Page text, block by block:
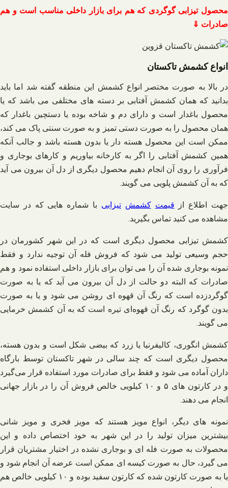
محصول تیزابی گوگردی که هم برای بازار داخلی مناسب است و هم
صادرات ⇓
انواع کشمش تاکستان
در بالا به صورت مختصر انواع کشمش این منطقه گفته شد اما باید
بدانید که همان کشمش آفتابی بر دسته های مختلفی می باشد که یا
محصول باغدار است و دارای دم و شاخه بوده یا دستچین باغدار که
همان محصول را به صورت دستی تمیز و به صورت سنتی پاک می کند،
ممکن است این محصول هسته دار یا بدون هسته باشد و جالب آنکه
همین کشمش آفتابی را اگر به کارخانه بیاوریم و کارهای بوجاری و
فرآوری را روی آن انجام دهیم محصول دیگری از دل آن بیرون می آید
که به آن کشمش پلویی می گویند.
جهت اطلاع از قیمت کشمش تیزابی با شماره هایی که در سایت
مشاهده می کنید تماس بگیرید.
کشمش تیزابی محصول دیگری است که در این شهر کشورمان در
حجم وسیعی تولید می شود که فروش فله آن توجیه ندارد و فقط
نمونه بوجاری شده آن را می توان برای بازار داخلی استفاده نمود و هم
صادرات که البته دو حالت از دل آن بیرون می آید که یا به صورت
گوگردزده است که رنگ آن قهوه ای روشن می شود و یا به صورت
بدون گوگرد که رنگ آن قهوه‌ای تیره است که به آن کشمش خرمایی
می گویند.
کشمش انگوری، کالیفرنیا یا زرد که بیضی شکل است و بدون هسته،
محصول دیگری است که چند سالی در شهر تاکستان توسط بارگاه
داران آماده می شود و فقط برای صادرات مورد استفاده قرار می‌گیرد
و در کارتون های ۵ و ۱۰ کیلویی خالص فروش آن را در بازار جهانی
انجام می دهند.
نمونه های دیگر، انواع مویز هستند که مویز فخری و مویز شانی
بیشترین میزان تولید را در این شهر به خود اختصاص داده و این
محصولات به صورت فله ای و بوجاری نشده در اختیار مشتریان قرار
می گیرد، حال به صورت کیسه ای ممکن است عرضه آن انجام شود و
یا به صورت کارتون شده که کارتون سفید بوده و ۱۰ کیلویی خالص هم